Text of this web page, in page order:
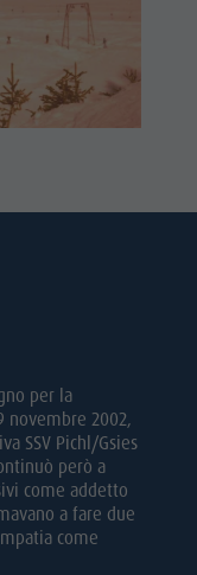
per la
novembre 2002,
SSV Pichl/Gsies
però a
come addetto
a fare due
come